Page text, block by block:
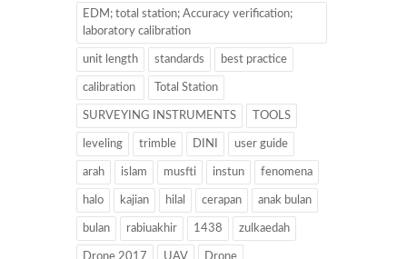
EDM; total station; Accuracy verification;
laboratory calibration
unit length standards best practice
calibration Total Station
SURVEYING INSTRUMENTS TOOLS
leveling trimble DINI user guide
arah islam musfti instun fenomena
halo kajian hilal cerapan anak bulan
bulan rabiuakhir 1438 zulkaedah
Drone 2017 UAV Drone